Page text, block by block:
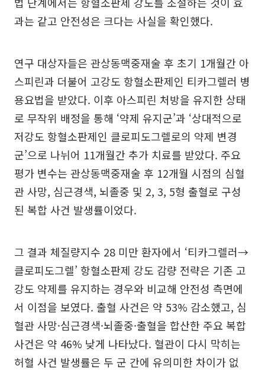
과는 같고 안전성은 크다는 사실을 확인했다.
연구 대상자들은 관상동맥중재술 후 초기 1개월간 아
스피린과 더불어 고강도 항혈소판제인 티카그렐러 병
용요법을 받았다. 이후 아스피린 처방을 유지한 상태
로 무작위 배정을 통해 ‘약제 유지군’과 ‘상대적으로
저강도 항혈소판제인 클로피도그렐로의 약제 변경
군’으로 나뉘어 11개월간 추가 치료를 받았다. 주요
평가 변수는 관상동맥중재술 후 12개월 시점의 심혈
관 사망, 심근경색, 뇌졸중 및 2, 3, 5형 출혈로 구성
된 복합 사건 발생률이었다.
그 결과 체질량지수 28 미만 환자에서 ‘티카그렐러→
클로피도그렐’ 항혈소판제 강도 감량 전략은 기존 고
강도 약제를 유지하는 경우와 비교해 안전성 측면에
서 이점을 보였다. 출혈 사건은 약 53% 감소했고, 심
혈관 사망·심근경색·뇌졸중·출혈을 합산한 주요 복합
사건은 약 46% 낮게 나타났다. 혈관이 다시 막히는
허혈 사건 발생률은 두 군 간에 유의미한 차이가 없